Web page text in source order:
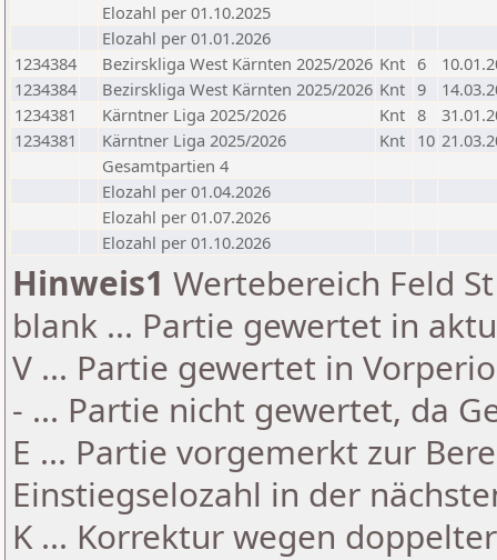
Elozahl per 01.10.2025
Elozahl per 01.01.2026
1234384
Bezirskliga West Kärnten 2025/2026 Knt 6
1234384
Bezirskliga West Kärnten 2025/2026 Knt 9
1234381
Kärntner Liga 2025/2026 Knt 8
1234381
Kärntner Liga 2025/2026 Knt 10
Gesamtpartien 4
Elozahl per 01.04.2026
Elozahl per 01.07.2026
Elozahl per 01.10.2026
Hinweis1 Wertebereich Feld
blank ... Partie gewertet in
V ... Partie gewertet in
- ... Partie nicht gewertet, da
E ... Partie vorgemerkt zur
Einstiegselozahl in der
K ... Korrektur wegen